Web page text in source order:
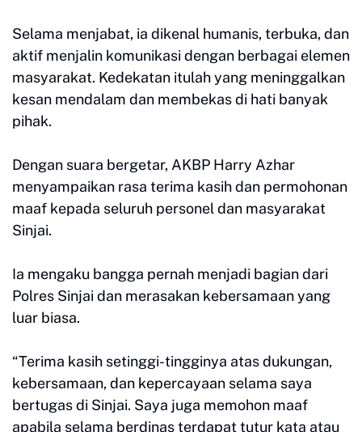
Selama menjabat, ia dikenal humanis, terbuka, dan
aktif menjalin komunikasi dengan berbagai elemen
masyarakat. Kedekatan itulah yang meninggalkan
kesan mendalam dan membekas di hati banyak
pihak.
Dengan suara bergetar, AKBP Harry Azhar
menyampaikan rasa terima kasih dan permohonan
maaf kepada seluruh personel dan masyarakat
Sinjai.
Ia mengaku bangga pernah menjadi bagian dari
Polres Sinjai dan merasakan kebersamaan yang
luar biasa.
“Terima kasih setinggi-tingginya atas dukungan,
kebersamaan, dan kepercayaan selama saya
bertugas di Sinjai. Saya juga memohon maaf
apabila selama berdinas terdapat tutur kata atau